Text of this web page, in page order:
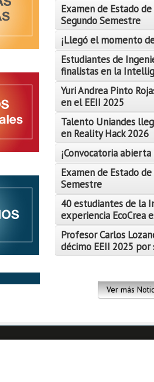
Examen de Estado
Segundo Semestre
Leer Más
¡Llegó el momento
Estudiantes de
finalistas en la
Leer Más
Yuri Andrea Pinto
en el EEII 2025
Leer Más
Talento Uniandes
en Reality Hack 2026
¡Convocatoria
Examen de Estado
Semestre
40 estudiantes de la
experiencia EcoCrea
Profesor Carlos
décimo EEII 2025
Ver más